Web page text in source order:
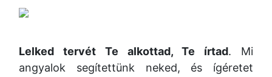
Lelked tervét Te alkottad, Te írtad. Mi
angyalok segítettünk neked, és ígéretet